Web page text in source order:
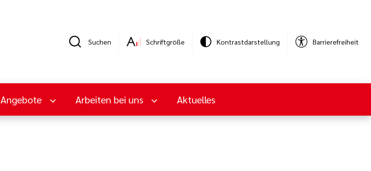
Suchen Schriftgröße Kontrastdarstellung Barrierefreiheit
Angebote Arbeiten bei uns Aktuelles